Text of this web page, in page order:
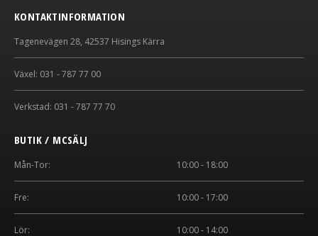
KONTAKTINFORMATION
Tagenevägen 28, 42537 Hisings Kärra
Växel: 031 - 787 77 00
Verkstad: 031 - 787 77 70
BUTIK / MCSÄLJ
Mån-Tor: 10:00 - 18:00
Fre: 10:00 - 17:00
Lör: 10:00 - 14:00